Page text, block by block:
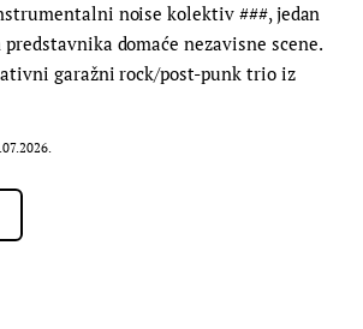
noise kolektiv ###, jedan
domaće nezavisne scene.
garažni rock/post-punk trio iz